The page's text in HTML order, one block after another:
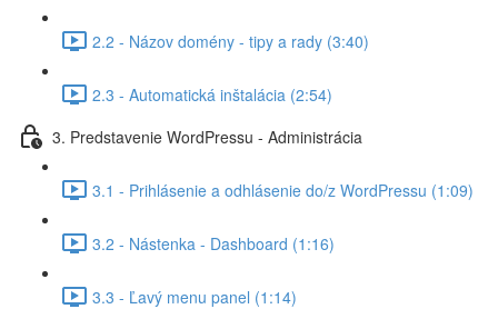
2.2 - Názov domény - tipy a rady (3:40)
2.3 - Automatická inštalácia (2:54)
3. Predstavenie WordPressu - Administrácia
3.1 - Prihlásenie a odhlásenie do/z WordPressu (1:09)
3.2 - Nástenka - Dashboard (1:16)
3.3 - Ľavý menu panel (1:14)